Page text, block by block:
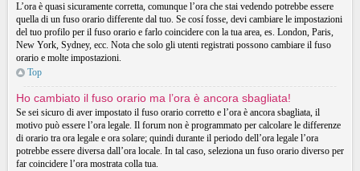
L’ora è quasi sicuramente corretta, comunque l’ora che stai vedendo potrebbe essere
quella di un fuso orario differente dal tuo. Se cosí fosse, devi cambiare le impostazioni
del tuo profilo per il fuso orario e farlo coincidere con la tua area, es. London, Paris,
New York, Sydney, ecc. Nota che solo gli utenti registrati possono cambiare il fuso
orario e molte impostazioni.
Top
Ho cambiato il fuso orario ma l’ora è ancora sbagliata!
Se sei sicuro di aver impostato il fuso orario corretto e l’ora è ancora sbagliata, il
motivo può essere l’ora legale. Il forum non è programmato per calcolare le differenze
di orario tra ora legale e ora solare; quindi durante il periodo dell’ora legale l’ora
potrebbe essere diversa dall’ora locale. In tal caso, seleziona un fuso orario diverso per
far coincidere l’ora mostrata colla tua.